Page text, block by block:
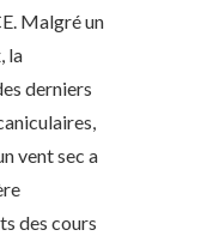
Malgré un
la
derniers
vent sec a
des cours